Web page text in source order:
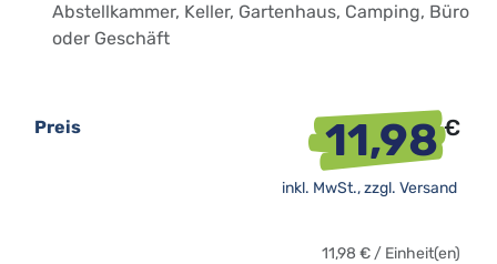
Abstellkammer, Keller, Gartenhaus, Camping, Büro
oder Geschäft
Preis 11,98€
inkl. MwSt., zzgl. Versand
11,98 € / Einheit(en)